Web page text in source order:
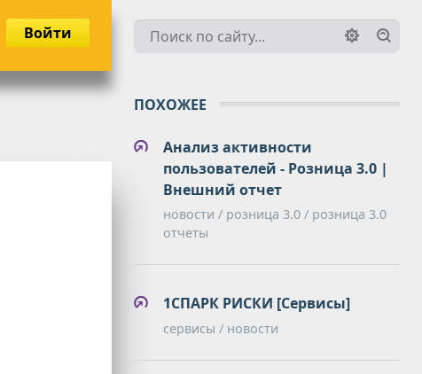
Войти
ПОХОЖЕЕ
Анализ активности
пользователей - Розница 3.0 |
Внешний отчет
новости / розница 3.0 / розница 3.0
отчеты
1СПАРК РИСКИ [Сервисы]
сервисы / новости